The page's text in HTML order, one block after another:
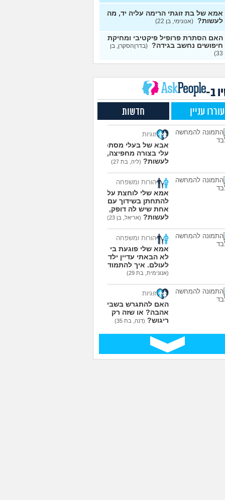
להסביר לה שאני רוצה
(עידן, בן 27)
ביני לבית הזוג, מה
(אנונימי, בן 24)
6
עצות
בדייטים
(אלי, בן
איתו היום לדייט ראשון
בת 18) עצות
עם בנות בים/ הליכה
או מועדון?
(רואי, בן
אותי לדייטים גרועים
(נטע, בת 21)
17
עצות
עוד שאלות חדשות במדור
אמא של בת זוגתי הרימה עליה יד, מה
לעשות? (אנונימי, בן 22)
האם הסתרת פרופיל פיקטיבי ומחיקת
חיפושים נחשב בגידה? (בדרןהסקרן, בן
33)
ב-
עוררו עניין חדשות
זוגיות
אבא של בעלי מסתכל
עלי בצורה מחפיצה, מה
לעשות? (ליה, בת 27)
הורות ומשפחה
אמא שלי לוחצת עליי
להתחתן בשידוך עם כל
אחת שיש לה דופק, מה
לעשות? (אריאל, בן 23)
הורות ומשפחה
אמא שלי פוגעת בי כי
לא הבאתי עדיין ילדים
לעולם. איך להתמודד?
(אנונימית, בת 29)
זוגיות
האם להתגרש בשביל
אהבה? או שזה רק
ריגוש? (דנה, בת 35)